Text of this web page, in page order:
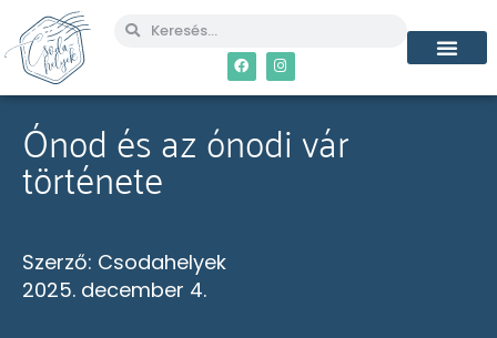
Ónod és az ónodi vár
története
Szerző: Csodahelyek
2025. december 4.